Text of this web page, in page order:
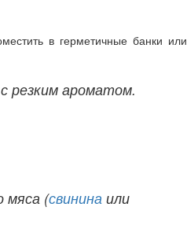
в герметичные банки или
резким ароматом.
мяса (свинина или